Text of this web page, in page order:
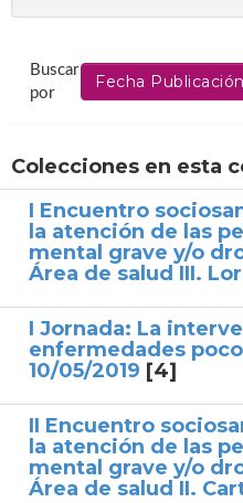
Buscar
por
Colecciones en esta
I Encuentro
la atención de las
mental grave y/o
Área de salud III.
I Jornada: La
enfermedades
10/05/2019 [4]
II Encuentro
la atención de las
mental grave y/o
Área de salud II.